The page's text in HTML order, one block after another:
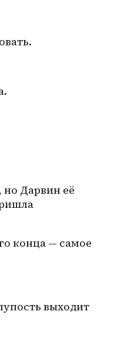
но Дарвин её
конца — самое
выходит